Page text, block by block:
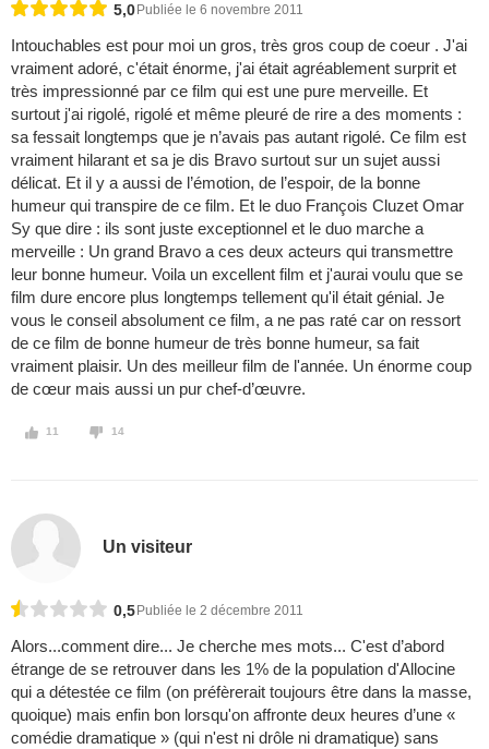
5,0 Publiée le 6 novembre 2011
Intouchables est pour moi un gros, très gros coup de coeur . J'ai
vraiment adoré, c'était énorme, j'ai était agréablement surprit et
très impressionné par ce film qui est une pure merveille. Et
surtout j'ai rigolé, rigolé et même pleuré de rire a des moments :
sa fessait longtemps que je n’avais pas autant rigolé. Ce film est
vraiment hilarant et sa je dis Bravo surtout sur un sujet aussi
délicat. Et il y a aussi de l’émotion, de l’espoir, de la bonne
humeur qui transpire de ce film. Et le duo François Cluzet Omar
Sy que dire : ils sont juste exceptionnel et le duo marche a
merveille : Un grand Bravo a ces deux acteurs qui transmettre
leur bonne humeur. Voila un excellent film et j'aurai voulu que se
film dure encore plus longtemps tellement qu'il était génial. Je
vous le conseil absolument ce film, a ne pas raté car on ressort
de ce film de bonne humeur de très bonne humeur, sa fait
vraiment plaisir. Un des meilleur film de l'année. Un énorme coup
de cœur mais aussi un pur chef-d’œuvre.
11 14
Un visiteur
0,5 Publiée le 2 décembre 2011
Alors...comment dire... Je cherche mes mots... C'est d’abord
étrange de se retrouver dans les 1% de la population d'Allocine
qui a détestée ce film (on préfèrerait toujours être dans la masse,
quoique) mais enfin bon lorsqu'on affronte deux heures d’une «
comédie dramatique » (qui n'est ni drôle ni dramatique) sans